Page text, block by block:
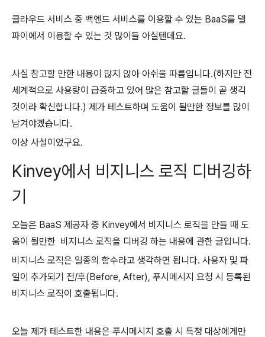
클라우드 서비스 중 백엔드 서비스를 이용할 수 있는 BaaS를 델
파이에서 이용할 수 있는 것 많이들 아실텐데요.
사실 참고할 만한 내용이 많지 않아 아쉬울 따름입니다.(하지만 전
세계적으로 사용량이 급증하고 있어 많은 참고할 글들이 곧 생긱
것이라 확신합니다.) 제가 테스트하며 도움이 될만한 정보를 많이
남겨야겠습니다.
이상 사설이었구요.
Kinvey에서 비지니스 로직 디버깅하
기
오늘은 BaaS 제공자 중 Kinvey에서 비지니스 로직을 만들 때 도
움이 될만한 비지니스 로직을 디버깅 하는 내용에 관한 글입니다.
비지니스 로직은 일종의 함수라고 생각하면 됩니다. 사용자 및 파
일이 추가되기 전/후(Before, After), 푸시메시지 요청 시 등록된
비지니스 로직이 호출됩니다.
오늘 제가 테스트한 내용은 푸시메시지 호출 시 특정 대상에게만